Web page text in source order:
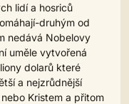
lidí a hosriců
druhým od
nedává Nobelovy
uměle vytvořená
dolarů které
a nejzrůdnější
Kristem a přitom